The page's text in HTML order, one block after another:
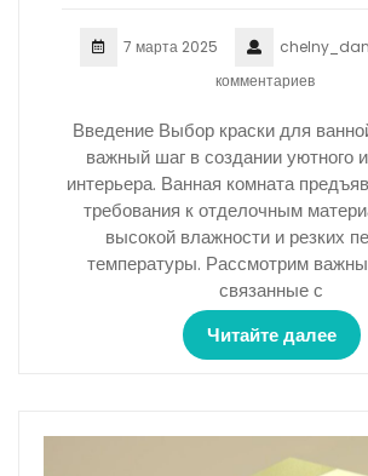
7 марта 2025
комментариев
Введение Выбор краски для
важный шаг в создании уютного
интерьера. Ванная комната
требования к отделочным
высокой влажности и резких
температуры. Рассмотрим
связанные с
Читайте далее